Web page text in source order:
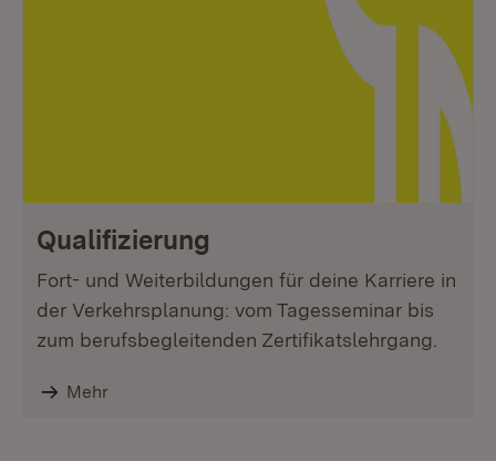
Qualifizierung
Fort- und Weiterbildungen für deine Karriere in
der Verkehrsplanung: vom Tagesseminar bis
zum berufsbegleitenden Zertifikatslehrgang.
Mehr